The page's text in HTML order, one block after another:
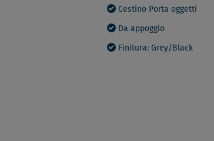
Cestino Porta oggetti
Da appoggio
Finitura: Grey/Black